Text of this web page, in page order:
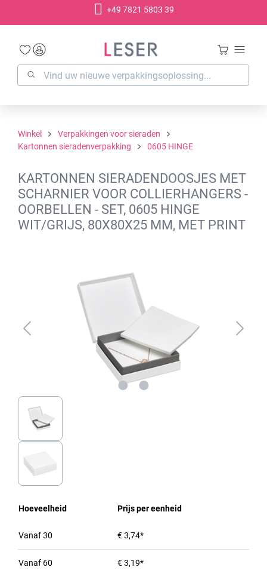
+49 7821 5803 39
Winkel
Verpakkingen voor sieraden
Kartonnen sieradenverpakking
0605 HINGE
KARTONNEN SIERADENDOOSJES MET
SCHARNIER VOOR COLLIERHANGERS -
OORBELLEN - SET, 0605 HINGE
WIT/GRIJS, 80X80X25 MM, MET PRINT
Hoeveelheid Prijs per eenheid
Vanaf30 € 3,74*
Vanaf 60 € 3,19*